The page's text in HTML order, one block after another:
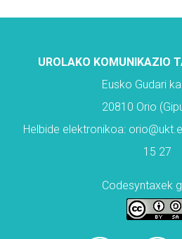
UROLAKO KOMUNIKAZIO
Eusko Gudari
20810 Orio
Helbide elektronikoa:
15 27
Codesyntaxek